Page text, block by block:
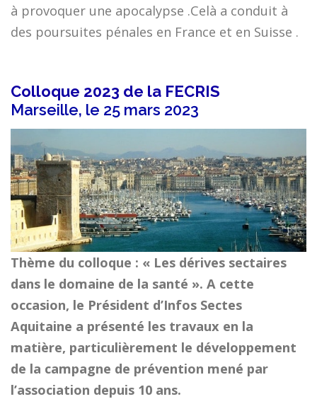
à provoquer une apocalypse .Celà a conduit à
des poursuites pénales en France et en Suisse .
Colloque 2023 de la FECRIS
Marseille, le 25 mars 2023
Thème du colloque : « Les dérives sectaires
dans le domaine de la santé ». A cette
occasion, le Président d’Infos Sectes
Aquitaine a présenté les travaux en la
matière, particulièrement le développement
de la campagne de prévention mené par
l’association depuis 10 ans.